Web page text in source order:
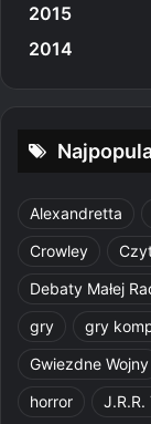
2015
2014
Alexandretta
Crowley
Debaty Małej
gry
gry
Gwiezdne Wojny
horror
J.R.R.